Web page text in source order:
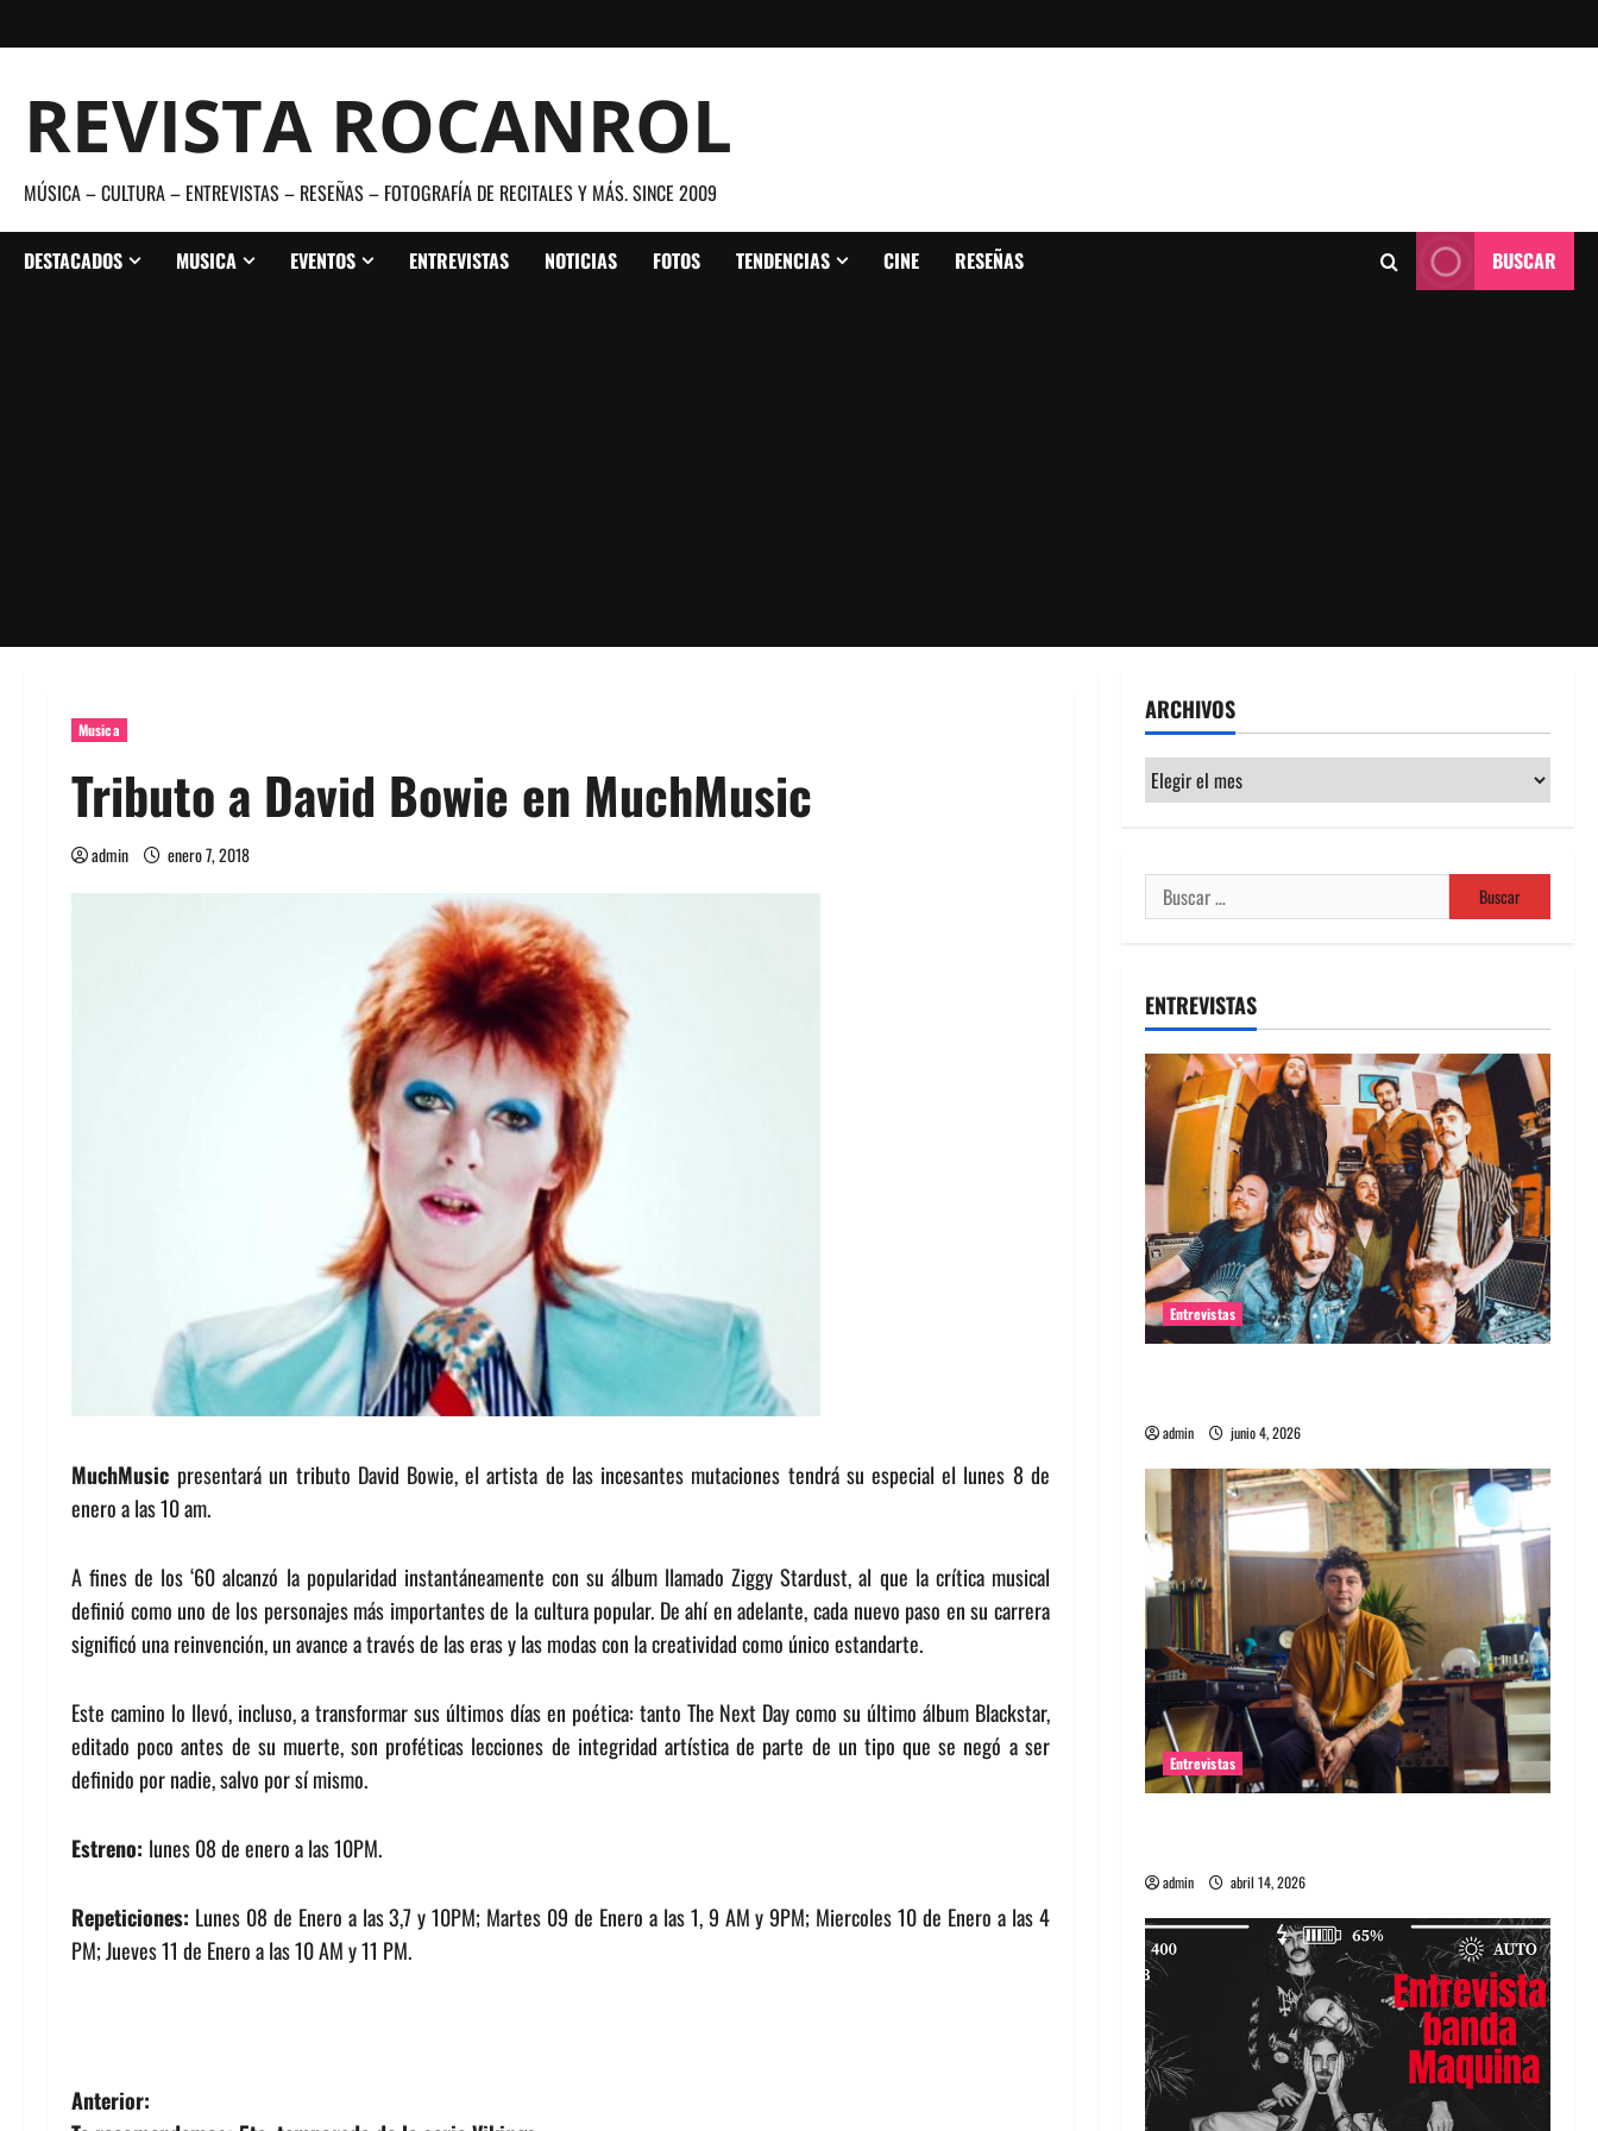
al
REVISTA ROCANROL
MÚSICA – CULTURA – ENTREVISTAS – RESEÑAS – FOTOGRAFÍA DE RECITALES Y MÁS. SINCE 2009
DESTACADOS MUSICA EVENTOS ENTREVISTAS NOTICIAS FOTOS TENDENCIAS CINE RESEÑAS BUSCAR
Musica
Tributo a David Bowie en MuchMusic
admin enero 7, 2018
MuchMusic presentará un tributo David Bowie, el artista de las incesantes mutaciones tendrá su especial el lunes 8 de
enero a las 10 am.
A fines de los ‘60 alcanzó la popularidad instantáneamente con su álbum llamado Ziggy Stardust, al que la crítica musical
definió como uno de los personajes más importantes de la cultura popular. De ahí en adelante, cada nuevo paso en su carrera
significó una reinvención, un avance a través de las eras y las modas con la creatividad como único estandarte.
Este camino lo llevó, incluso, a transformar sus últimos días en poética: tanto The Next Day como su último álbum Blackstar,
editado poco antes de su muerte, son proféticas lecciones de integridad artística de parte de un tipo que se negó a ser
definido por nadie, salvo por sí mismo.
Estreno: lunes 08 de enero a las 10PM.
Repeticiones: Lunes 08 de Enero a las 3,7 y 10PM; Martes 09 de Enero a las 1, 9 AM y 9PM; Miercoles 10 de Enero a las 4
PM; Jueves 11 de Enero a las 10 AM y 11 PM.
N
Anterior:
ARCHIVOS
Archivos
Buscar:
ENTREVISTAS
Entrevistas
admin junio 4, 2026
Entrevistas
admin abril 14, 2026